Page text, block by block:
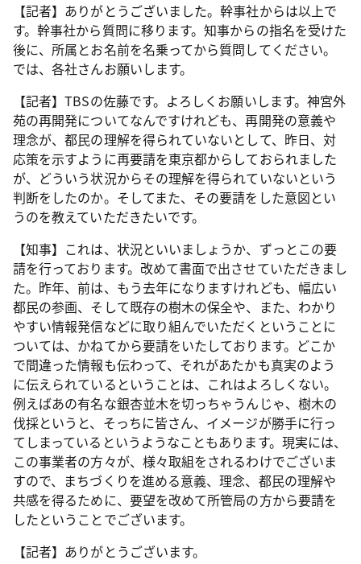
【記者】ありがとうございました。幹事社からは以上で
す。幹事社から質問に移ります。知事からの指名を受けた
後に、所属とお名前を名乗ってから質問してください。
では、各社さんお願いします。
【記者】TBSの佐藤です。よろしくお願いします。神宮外
苑の再開発についてなんですけれども、再開発の意義や
理念が、都民の理解を得られていないとして、昨日、対
応策を示すように再要請を東京都からしておられました
が、どういう状況からその理解を得られていないという
判断をしたのか。そしてまた、その要請をした意図とい
うのを教えていただきたいです。
【知事】これは、状況といいましょうか、ずっとこの要
請を行っております。改めて書面で出させていただきまし
た。昨年、前は、もう去年になりますけれども、幅広い
都民の参画、そして既存の樹木の保全や、また、わかり
やすい情報発信などに取り組んでいただくということに
ついては、かねてから要請をいたしております。どこか
で間違った情報も伝わって、それがあたかも真実のよう
に伝えられているということは、これはよろしくない。
例えばあの有名な銀杏並木を切っちゃうんじゃ、樹木の
伐採というと、そっちに皆さん、イメージが勝手に行っ
てしまっているというようなこともあります。現実には、
この事業者の方々が、様々取組をされるわけでございま
すので、まちづくりを進める意義、理念、都民の理解や
共感を得るために、要望を改めて所管局の方から要請を
したということでございます。
【記者】ありがとうございます。